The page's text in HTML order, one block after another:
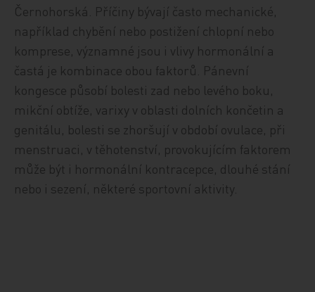
Černohorská. Příčiny bývají často mechanické,
například chybění nebo postižení chlopní nebo
komprese, významné jsou i vlivy hormonální a
častá je kombinace obou faktorů. Pánevní
kongesce působí bolesti zad nebo levého boku,
mikční obtíže, varixy v oblasti dolních končetin a
genitálu, bolesti se zhoršují v období ovulace, při
menstruaci, v těhotenství, provokujícím faktorem
může být i hormonální kontracepce, dlouhé stání
nebo i sezení, některé sportovní aktivity.